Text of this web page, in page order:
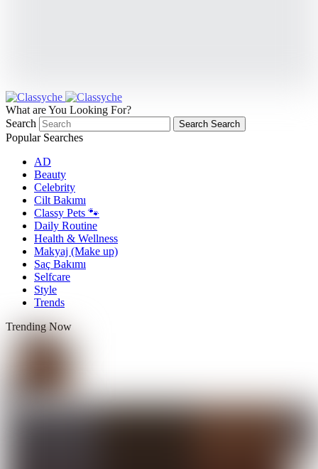
What are You Looking For?
Search
Search Search
Popular Searches
AD
Beauty
Celebrity
Cilt Bakımı
Classy Pets 🐾
Daily Routine
Health & Wellness
Makyaj (Make up)
Saç Bakımı
Selfcare
Style
Trends
Trending Now